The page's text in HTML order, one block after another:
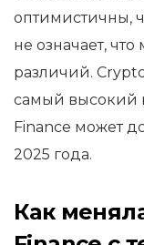
оптимистичны,
не означает,
различий.
самый высокий
Finance может
2025 года.
Как